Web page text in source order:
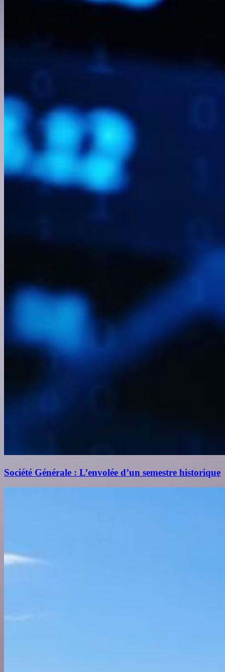
Société Générale : L’envolée d’un semestre historique